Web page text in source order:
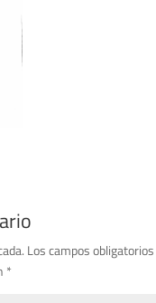
Los campos obligatorios
*